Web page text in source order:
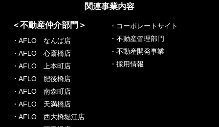
関連事業内容
＜不動産仲介部門＞
・AFLO なんば店
・AFLO 心斎橋店
・AFLO 上本町店
・AFLO 肥後橋店
・AFLO 南森町店
・AFLO 天満橋店
・AFLO 西大橋堀江店
・コーポレートサイト
・不動産管理部門
・不動産開発事業
・採用情報